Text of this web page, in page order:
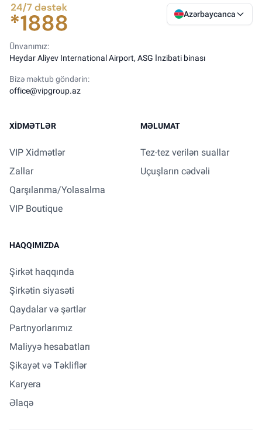
Azərbaycanca
Ünvanımız:
Heydar Aliyev International Airport, ASG İnzibati binası
Bizə məktub göndərin:
office@vipgroup.az
XIDMƏTLƏR
VIP Xidmətlər
Zallar
Qarşılanma/Yolasalma
VIP Boutique
MƏLUMAT
Tez-tez verilən suallar
Uçuşların cədvəli
HAQQIMIZDA
Şirkət haqqında
Şirkətin siyasəti
Qaydalar və şərtlər
Partnyorlarımız
Maliyyə hesabatları
Şikayət və Təkliflər
Karyera
Əlaqə